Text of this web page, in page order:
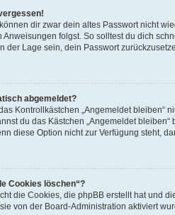
dir zwar dein altes Passwort nicht
Anweisungen folgst. So solltest du dich
der Lage sein, dein Passwort
abgemeldet?
Kontrollkästchen „Angemeldet bleiben“
du das Kästchen „Angemeldet
diese Option nicht zur Verfügung steht,
Cookies löschen“?
die Cookies, die phpBB erstellt hat
sie von der Board-Administration aktiviert